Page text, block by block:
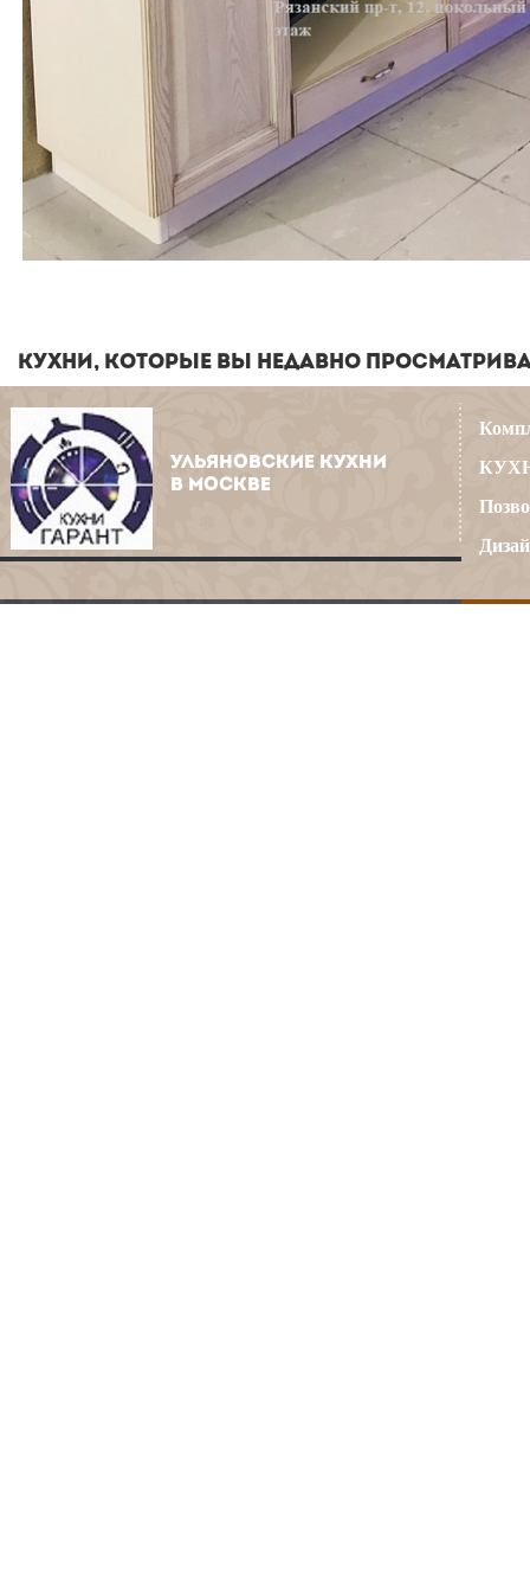
КУХНИ, КОТОРЫЕ ВЫ НЕДАВНО
УЛЬЯНОВСКИЕ КУХНИ
В МОСКВЕ